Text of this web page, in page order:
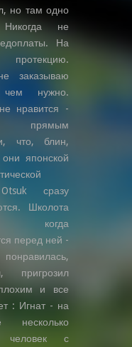
но там одно
не
На
протекцию.
заказываю
нужно.
нравится -
прямым
что, блин,
японской
сразу
Школота
когда
перед ней -
пригрозил
и все
: Игнат - на
несколько
человек с